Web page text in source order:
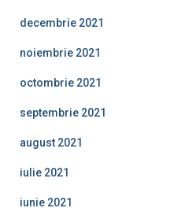
decembrie 2021
noiembrie 2021
octombrie 2021
septembrie 2021
august 2021
iulie 2021
iunie 2021